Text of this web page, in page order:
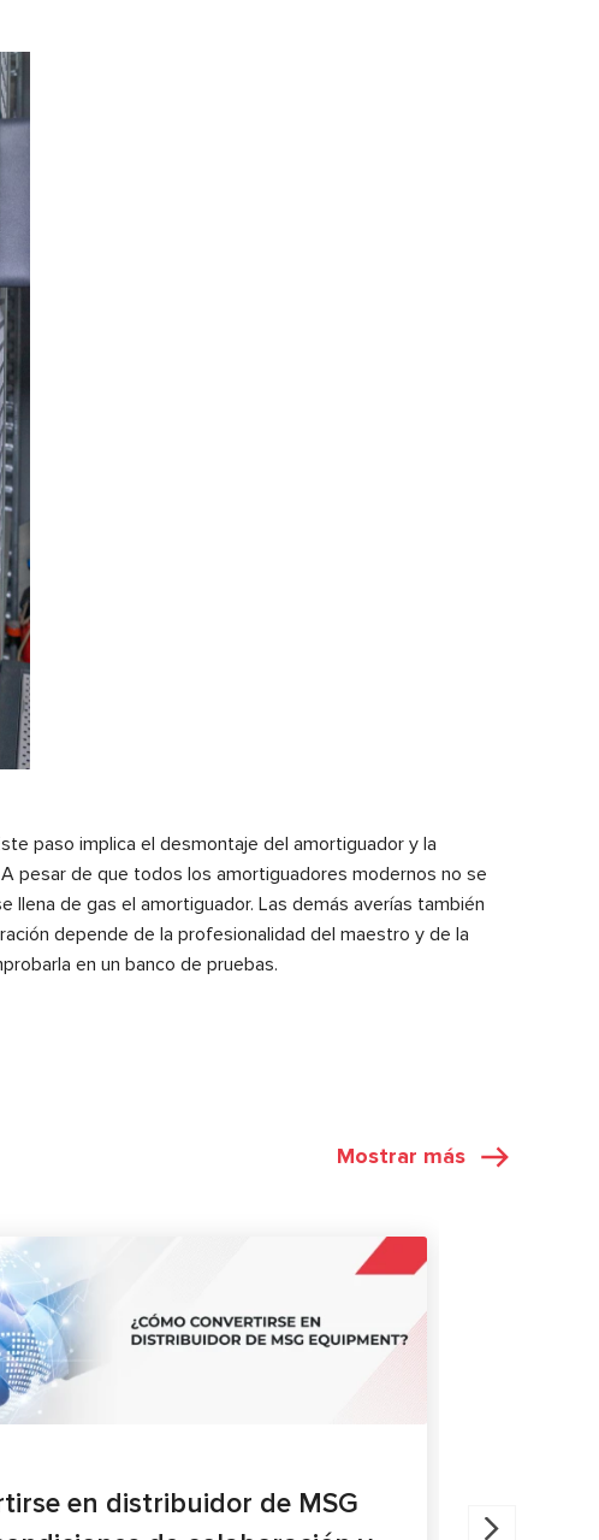
paso implica el desmontaje del amortiguador y la
pesar de que todos los amortiguadores modernos no se
de gas el amortiguador. Las demás averías también
depende de la profesionalidad del maestro y de la
en un banco de pruebas.
Mostrar más
en distribuidor de MSG